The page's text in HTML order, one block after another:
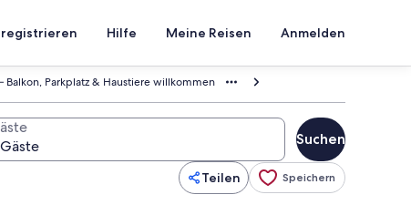
Hilfe Meine Reisen Anmelden
Balkon, Parkplatz & Haustiere willkommen
Suchen
Teilen Speichern